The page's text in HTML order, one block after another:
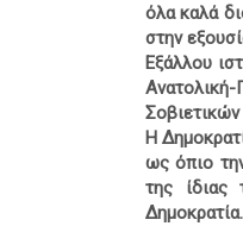
όλα καλά
στην
Εξάλλου
Η
ως όπιο
της ίδιας
Δημοκρατία.